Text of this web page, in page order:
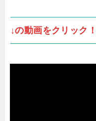
↓の動画をクリック